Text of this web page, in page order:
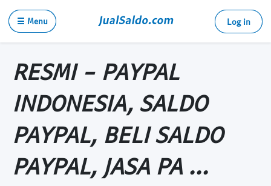
☰ Menu Log in
RESMI - PAYPAL
INDONESIA, SALDO
PAYPAL, BELI SALDO
PAYPAL, JASA PA ...